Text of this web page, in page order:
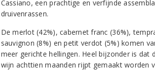
Cassiano, een prachtige en verfijnde
druivenrassen.
De merlot (42%), cabernet franc (36%),
sauvignon (8%) en petit verdot (5%) komen
meer gerichte hellingen. Heel bijzonder is dat
wijn achttien maanden rijpt gemaakt worden